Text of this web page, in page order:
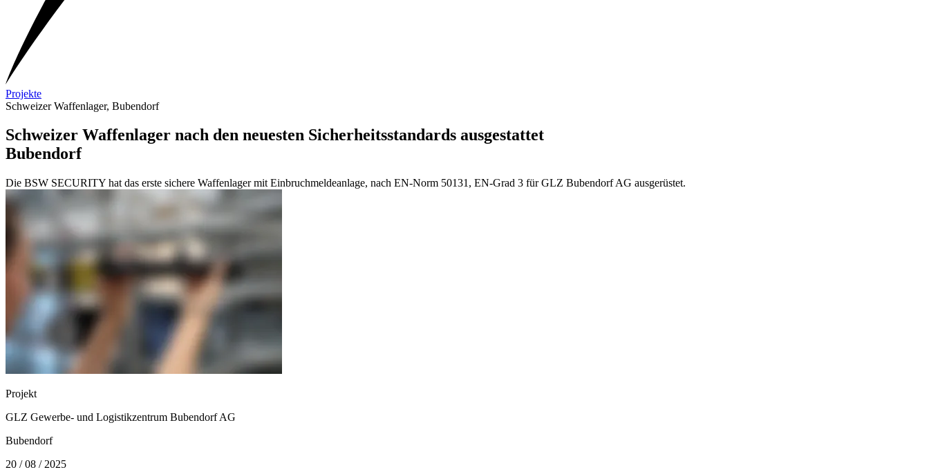
Projekte
Schweizer Waffenlager, Bubendorf
Schweizer Waffenlager nach den neuesten Sicherheitsstandards ausgestattet
Bubendorf
Die BSW SECURITY hat das erste sichere Waffenlager mit Einbruchmeldeanlage, nach EN-Norm 50131, EN-Grad 3 für GLZ Bubendorf AG ausgerüstet.
Projekt
GLZ Gewerbe- und Logistikzentrum Bubendorf AG
Bubendorf
20 / 08 / 2025